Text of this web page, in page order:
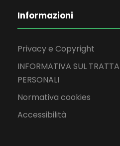
Informazioni
Privacy e Copyright
INFORMATIVA SUL
PERSONALI
Normativa cookies
Accessibilità